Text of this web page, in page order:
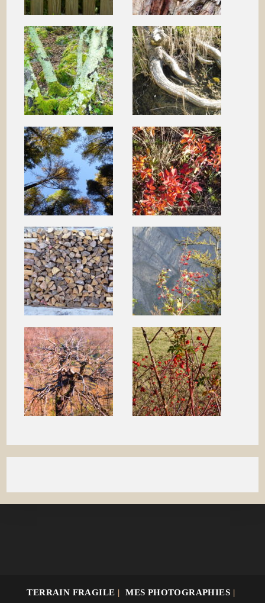
TERRAIN FRAGILE MES PHOTOGRAPHIES